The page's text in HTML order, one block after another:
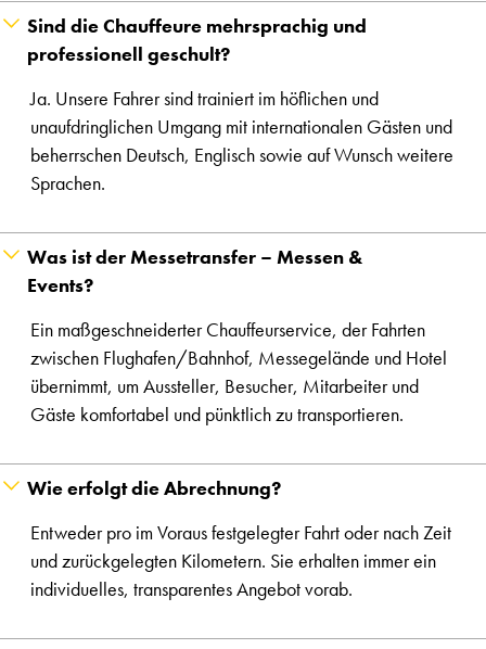
Sind die Chauffeure mehrsprachig und
professionell geschult?
Ja. Unsere Fahrer sind trainiert im höflichen und
unaufdringlichen Umgang mit internationalen Gästen und
beherrschen Deutsch, Englisch sowie auf Wunsch weitere
Sprachen.
Was ist der Messetransfer – Messen &
Events?
Ein maßgeschneiderter Chauffeurservice, der Fahrten
zwischen Flughafen/Bahnhof, Messegelände und Hotel
übernimmt, um Aussteller, Besucher, Mitarbeiter und
Gäste komfortabel und pünktlich zu transportieren.
Wie erfolgt die Abrechnung?
Entweder pro im Voraus festgelegter Fahrt oder nach Zeit
und zurückgelegten Kilometern. Sie erhalten immer ein
individuelles, transparentes Angebot vorab.